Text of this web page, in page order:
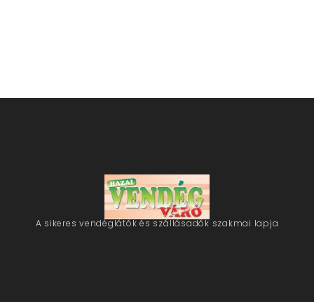
A sikeres vendéglátók és szállásadók szakmai lapja